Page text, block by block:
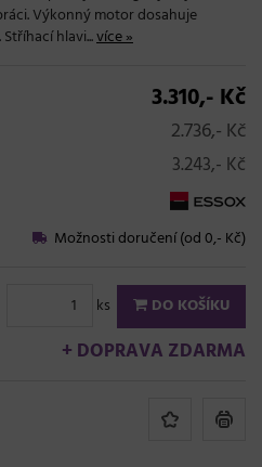
Výkonný motor dosahuje
hlavi...více »
3.310,- Kč
2.736,- Kč
3.243,- Kč
Možnosti doručení (od 0,- Kč)
ks DO KOŠÍKU
+ DOPRAVA ZDARMA